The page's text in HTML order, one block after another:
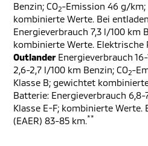
Benzin; CO2-Emission 46 g/km;
kombinierte Werte. Bei
Energieverbrauch 7,3 l/100 km
kombinierte Werte. Elektrische
Outlander Energieverbrauch
2,6-2,7 l/100 km Benzin; CO2-
Klasse B; gewichtet
Batterie: Energieverbrauch 6,8-
Klasse E-F; kombinierte Werte.
(EAER) 83-85 km.**